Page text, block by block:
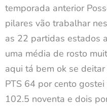
temporada anterior
pilares vão trabalhar
as 22 partidas estados
uma média de rosto
aqui tá bem ok se
PTS 64 por cento
102.5 noventa e dois